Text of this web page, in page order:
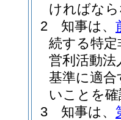
ければな
2
知事は、
続する特
営利活動法
基準に適
いことを
3
知事は、